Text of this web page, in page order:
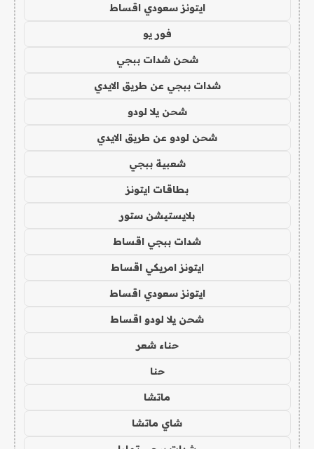
ايتونز سعودي اقساط
فور يو
شحن شدات ببجي
شدات ببجي عن طريق الايدي
شحن يلا لودو
شحن لودو عن طريق الايدي
شعبية ببجي
بطاقات ايتونز
بلايستيشن ستور
شدات ببجي اقساط
ايتونز امريكي اقساط
ايتونز سعودي اقساط
شحن يلا لودو اقساط
حناء شعر
حنا
ماتشا
شاي ماتشا